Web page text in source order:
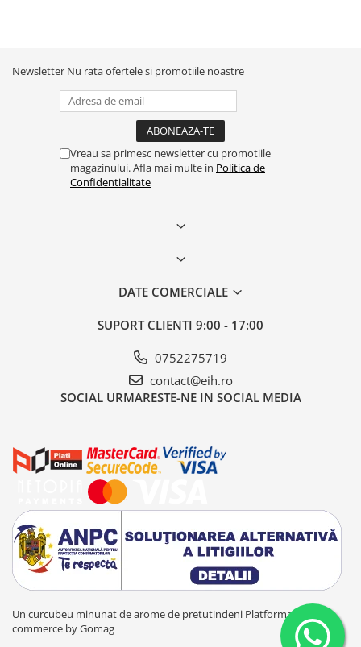
Newsletter Nu rata ofertele si promotiile noastre
Vreau sa primesc newsletter cu promotiile
magazinului. Afla mai multe in Politica de
Confidentialitate
DATE COMERCIALE
SUPORT CLIENTI 9:00 - 17:00
0752275719
contact@eih.ro
SOCIAL URMARESTE-NE IN SOCIAL MEDIA
Un curcubeu minunat de arome de pretutindeni Platforma E-
commerce by Gomag